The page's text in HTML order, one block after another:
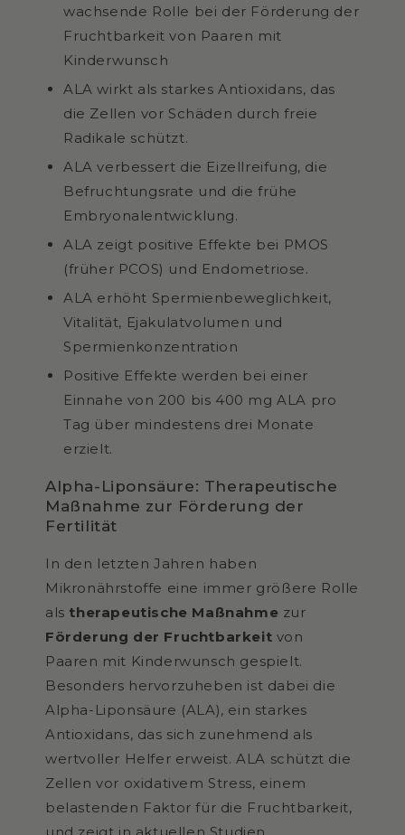
wachsende Rolle bei der Förderung der
Fruchtbarkeit von Paaren mit
Kinderwunsch
ALA wirkt als starkes Antioxidans, das
die Zellen vor Schäden durch freie
Radikale schützt.
ALA verbessert die Eizellreifung, die
Befruchtungsrate und die frühe
Embryonalentwicklung.
ALA zeigt positive Effekte bei PMOS
(früher PCOS) und Endometriose.
ALA erhöht Spermienbeweglichkeit,
Vitalität, Ejakulatvolumen und
Spermienkonzentration
Positive Effekte werden bei einer
Einnahe von 200 bis 400 mg ALA pro
Tag über mindestens drei Monate
erzielt.
Alpha-Liponsäure: Therapeutische
Maßnahme zur Förderung der
Fertilität
In den letzten Jahren haben
Mikronährstoffe eine immer größere Rolle
als therapeutische Maßnahme zur
Förderung der Fruchtbarkeit von
Paaren mit Kinderwunsch gespielt.
Besonders hervorzuheben ist dabei die
Alpha-Liponsäure (ALA), ein starkes
Antioxidans, das sich zunehmend als
wertvoller Helfer erweist. ALA schützt die
Zellen vor oxidativem Stress, einem
belastenden Faktor für die Fruchtbarkeit,
und zeigt in aktuellen Studien